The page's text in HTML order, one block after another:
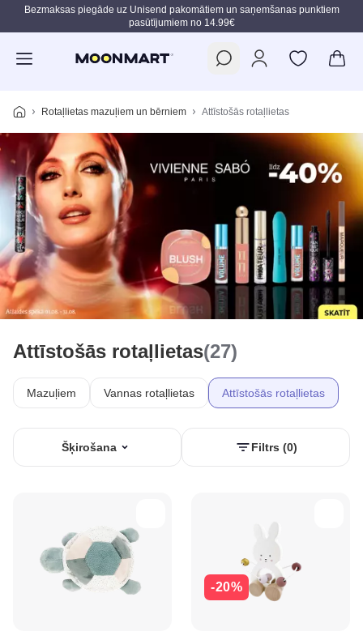
Pāriet uz galveno saturu
Bezmaksas piegāde uz Unisend pakomātiem un saņemšanas punktiem
pasūtījumiem no 14.99€
Rotaļlietas mazuļiem un bērniem Attīstošās rotaļlietas
Attīstošās rotaļlietas(27)
Mazuļiem Vannas rotaļlietas Attīstošās rotaļlietas
Šķirošana Filtrs (0)
-20%